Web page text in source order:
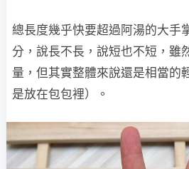
總長度幾乎快要超過阿湯的大手
分，說長不長，說短也不短，雖
量，但其實整體來說還是相當的
是放在包包裡）。